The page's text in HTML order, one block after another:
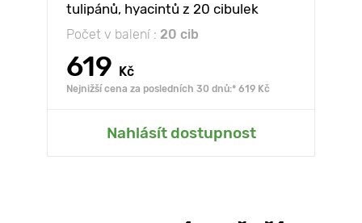
tulipánů, hyacintů z 20 cibulek
Počet v balení : 20 cib
619 Kč
Nejnižší cena za posledních 30 dnů:* 619 Kč
Nahlásít dostupnost